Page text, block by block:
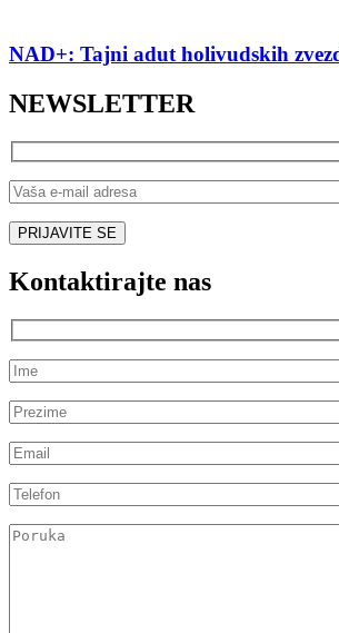
NAD+: Tajni adut holivudskih
NEWSLETTER
Kontaktirajte nas